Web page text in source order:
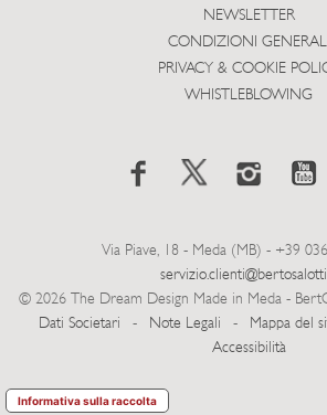
NEWSLETTER
CONDIZIONI GENERALI
PRIVACY & COOKIE
WHISTLEBLOWING
Via Piave, 18 - Meda (MB) - +39
© 2026 The Dream Design Made in Meda -
Dati Societari
- Note Legali - Mappa del
Accessibilità
Informativa sulla raccolta